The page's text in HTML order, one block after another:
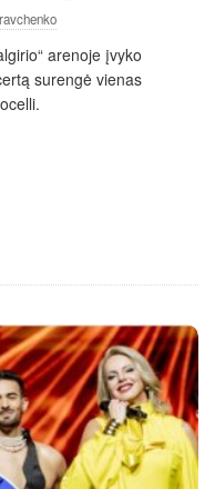
arenoje įvyko
surengė vienas